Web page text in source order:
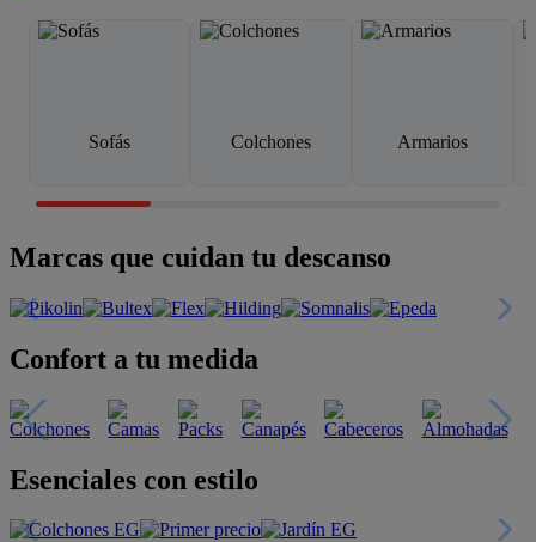
Sofás Colchones Armarios
Marcas que cuidan tu descanso
Confort a tu medida
Esenciales con estilo